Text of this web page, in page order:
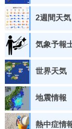
2週間天気
気象予報
世界天気
地震情報
熱中症情